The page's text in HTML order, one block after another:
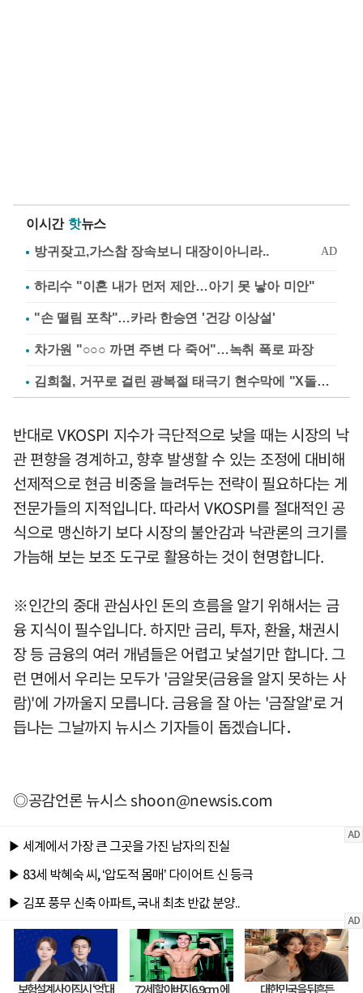
이시간 핫뉴스
하리수 "이혼 내가 먼저 제안…아기 못 낳아 미안"
"손 떨림 포착"…카라 한승연 '건강 이상설'
차가원 "○○○ 까면 주변 다 죽어"…녹취 폭로 파장
김희철, 거꾸로 걸린 광복절 태극기 현수막에 "X돌았네"
반대로 VKOSPI 지수가 극단적으로 낮을 때는 시장의 낙
관 편향을 경계하고, 향후 발생할 수 있는 조정에 대비해
선제적으로 현금 비중을 늘려두는 전략이 필요하다는 게
전문가들의 지적입니다. 따라서 VKOSPI를 절대적인 공
식으로 맹신하기 보다 시장의 불안감과 낙관론의 크기를
가늠해 보는 보조 도구로 활용하는 것이 현명합니다.
※인간의 중대 관심사인 돈의 흐름을 알기 위해서는 금
융 지식이 필수입니다. 하지만 금리, 투자, 환율, 채권시
장 등 금융의 여러 개념들은 어렵고 낯설기만 합니다. 그
런 면에서 우리는 모두가 '금알못(금융을 알지 못하는 사
람)'에 가까울지 모릅니다. 금융을 잘 아는 '금잘알'로 거
듭나는 그날까지 뉴시스 기자들이 돕겠습니다．
◎공감언론 뉴시스shoon@newsis.com